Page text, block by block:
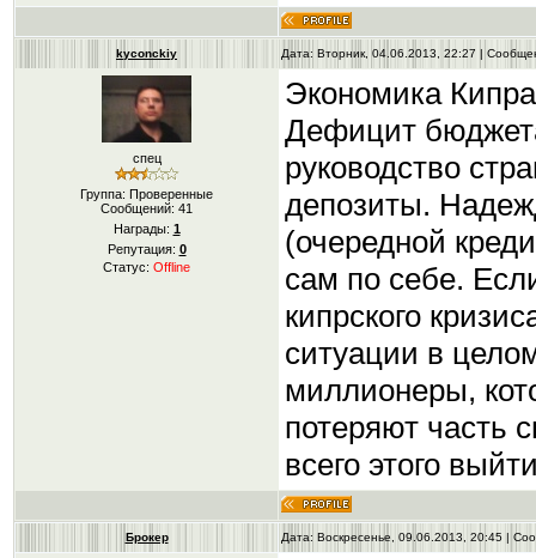
kyconckiy Дата: Вторник, 04.06.2013, 22:27 |
спец
Группа: Проверенные
Сообщений: 41
Награды: 1
Репутация: 0
Статус: Offline
Экономика
Дефицит
руководство
депозиты.
(очередной
сам по себе.
кипрского
ситуации в
миллионеры,
потеряют часть
всего этого
Брокер Дата: Воскресенье, 09.06.2013, 20:45 |